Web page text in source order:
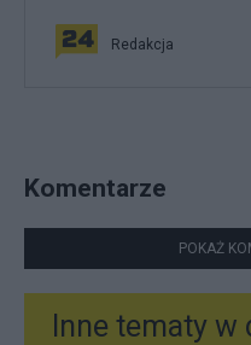
Redakcja
Komentarze
POKAŻ
Inne tematy w